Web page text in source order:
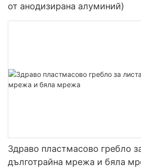
от анодизирана алуминий)
Здраво пластмасово гребло
дълготрайна мрежа и бяла